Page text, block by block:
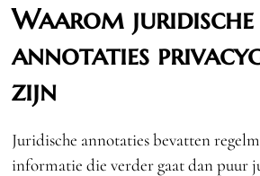
Waarom juridische
annotaties
zijn
Juridische annotaties bevatten
informatie die verder gaat dan puur